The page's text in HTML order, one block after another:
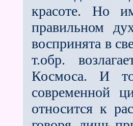
красоте. Но
правильном
воспринята в
т.обр.
Космоса. И
современной
относится к